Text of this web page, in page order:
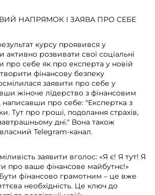
НАПРЯМОК І ЗАЯВА ПРО СЕБЕ
курсу проявився у
активно розвивати свої соціальні
про себе як про експерта у новій
фінансову безпеку
заявити про себе у
жіноче лідерство з фінансовим
написавши про себе: "Експертка з
Тут про гроші, подолання страхів,
дні." Вона також
Telegram-канал.
заявити вголос: «Я є! Я тут! Я
про ваше фінансове майбутнє!»
фінансово грамотним – це вже
необхідність. Це ключ до